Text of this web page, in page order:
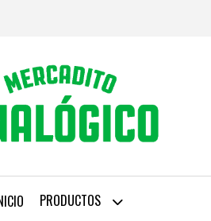
PRODUCTOS